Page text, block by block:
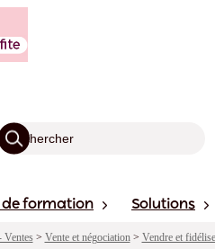
de formation Solutions
Ventes> Vente et négociation> Vendre et
commercial
forts